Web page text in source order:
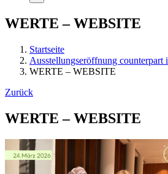
WERTE – WEBSITE
Startseite
Ausstellungseröffnung counterpart
WERTE – WEBSITE
Zurück
WERTE – WEBSITE